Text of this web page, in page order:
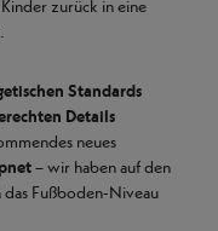
zurück in eine
Standards
Details
neues
– wir haben auf den
Fußboden-Niveau